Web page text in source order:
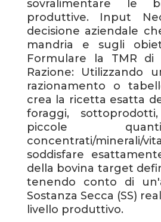
sovralimentare le
produttive. Input
decisione aziendale
mandria e sugli
Formulare la TMR di
Razione: Utilizzando
razionamento o
crea la ricetta esatta
foraggi,
piccole
concentrati/minerali/
soddisfare
della bovina target
tenendo conto di
Sostanza Secca (SS)
livello produttivo.